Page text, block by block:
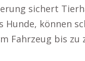
sichert
Hunde, können
Fahrzeug bis zu